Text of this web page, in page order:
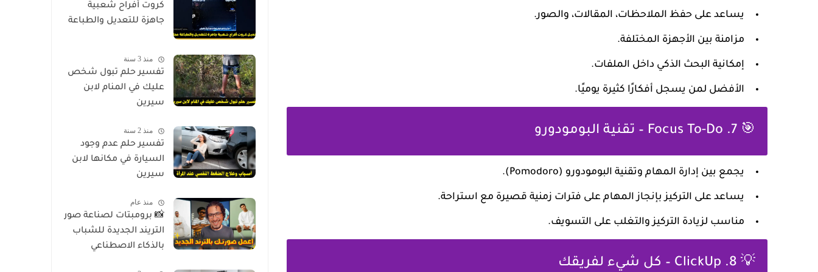
يساعد على حفظ الملاحظات، المقالات، والصور.
مزامنة بين الأجهزة المختلفة.
إمكانية البحث الذكي داخل الملفات.
الأفضل لمن يسجل أفكارًا كثيرة يوميًا.
🎯 7. Focus To-Do – تقنية البومودورو
يجمع بين إدارة المهام وتقنية البومودورو (Pomodoro).
يساعد على التركيز بإنجاز المهام على فترات زمنية قصيرة مع استراحة.
مناسب لزيادة التركيز والتغلب على التسويف.
💡 8. ClickUp – كل شيء لفريقك
كروت أفراح شعبية
جاهزة للتعديل والطباعة
منذ 3 سنة
تفسير حلم تبول شخص
عليك في المنام لابن
سيرين
منذ 2 سنة
تفسير حلم عدم وجود
السيارة في مكانها لابن
سيرين
منذ عام
📸 برومبتات لصناعة صور
التريند الجديدة للشباب
بالذكاء الاصطناعي